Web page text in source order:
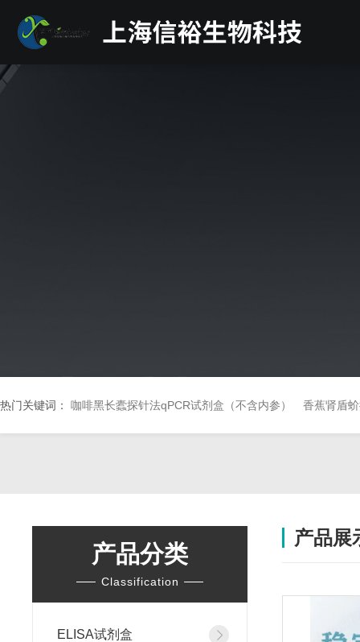
热门关键词： 咖啡黑长蠹探针法qPCR试剂盒（不含内参） 香蕉肾盾
产品分类
Classification
ELISA试剂盒
产品展